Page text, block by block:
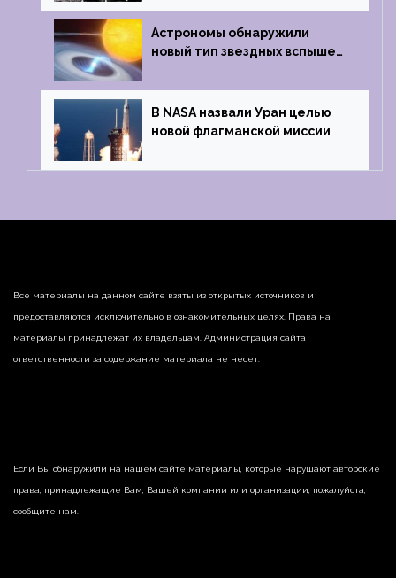
Griffin
Астрономы обнаружили
новый тип звездных вспышек
В NASA назвали Уран целью
новой флагманской миссии
Все материалы на данном сайте взяты из открытых источников и
предоставляются исключительно в ознакомительных целях. Права на
материалы принадлежат их владельцам. Администрация сайта
ответственности за содержание материала не несет.
Если Вы обнаружили на нашем сайте материалы, которые нарушают авторские
права, принадлежащие Вам, Вашей компании или организации, пожалуйста,
сообщите нам.